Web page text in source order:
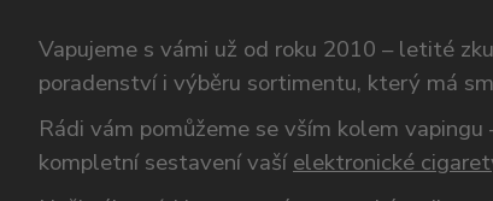
Vapujeme s vámi už od roku 2010 – letité
poradenství i výběru sortimentu, který má
Rádi vám pomůžeme se vším kolem
kompletní sestavení vaší elektronické